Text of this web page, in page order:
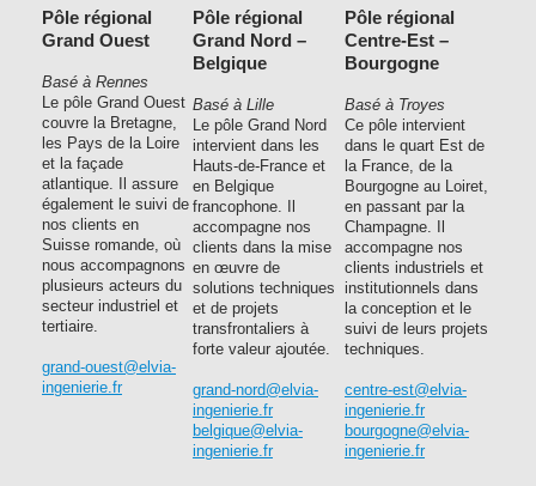
Pôle régional
Grand Ouest
Basé à Rennes
Le pôle Grand Ouest
couvre la Bretagne,
les Pays de la Loire
et la façade
atlantique. Il assure
également le suivi de
nos clients en
Suisse romande, où
nous accompagnons
plusieurs acteurs du
secteur industriel et
tertiaire.
grand-ouest@elvia-
ingenierie.fr
Pôle régional
Grand Nord –
Belgique
Basé à Lille
Le pôle Grand Nord
intervient dans les
Hauts-de-France et
en Belgique
francophone. Il
accompagne nos
clients dans la mise
en œuvre de
solutions techniques
et de projets
transfrontaliers à
forte valeur ajoutée.
grand-nord@elvia-
ingenierie.fr
belgique@elvia-
ingenierie.fr
Pôle régional
Centre-Est –
Bourgogne
Basé à Troyes
Ce pôle intervient
dans le quart Est de
la France, de la
Bourgogne au Loiret,
en passant par la
Champagne. Il
accompagne nos
clients industriels et
institutionnels dans
la conception et le
suivi de leurs projets
techniques.
centre-est@elvia-
ingenierie.fr
bourgogne@elvia-
ingenierie.fr